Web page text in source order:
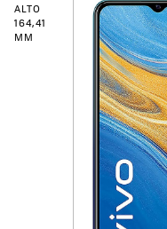
ALTO
164,41
MM